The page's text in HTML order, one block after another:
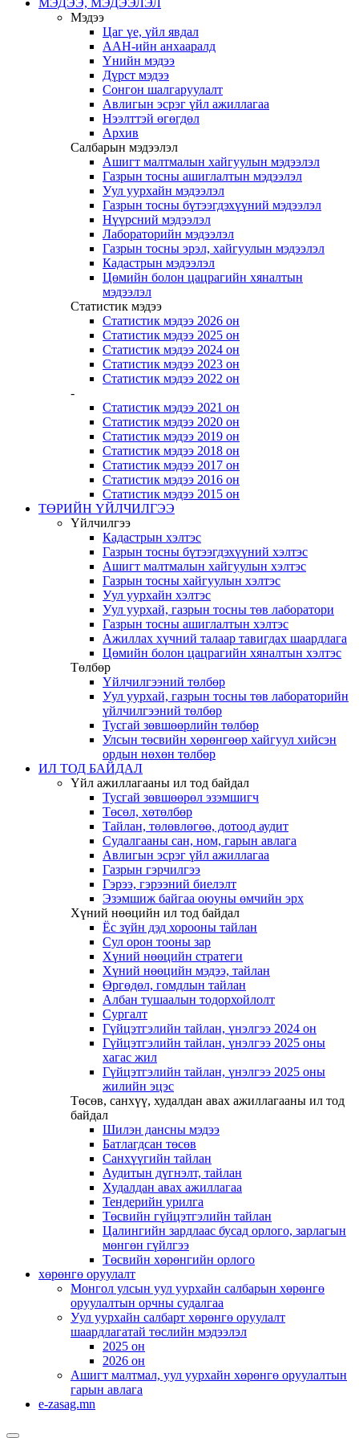
МЭДЭЭ, МЭДЭЭЛЭЛ
Мэдээ
Цаг үе, үйл явдал
ААН-ийн анхааралд
Үнийн мэдээ
Дүрст мэдээ
Сонгон шалгаруулалт
Авлигын эсрэг үйл ажиллагаа
Нээлттэй өгөгдөл
Архив
Салбарын мэдээлэл
Ашигт малтмалын хайгуулын мэдээлэл
Газрын тосны ашиглалтын мэдээлэл
Уул уурхайн мэдээлэл
Газрын тосны бүтээгдэхүүний мэдээлэл
Нүүрсний мэдээлэл
Лабораторийн мэдээлэл
Газрын тосны эрэл, хайгуулын мэдээлэл
Кадастрын мэдээлэл
Цөмийн болон цацрагийн хяналтын
мэдээлэл
Статистик мэдээ
Статистик мэдээ 2026 он
Статистик мэдээ 2025 он
Статистик мэдээ 2024 он
Статистик мэдээ 2023 он
Статистик мэдээ 2022 он
-
Статистик мэдээ 2021 он
Статистик мэдээ 2020 он
Статистик мэдээ 2019 он
Статистик мэдээ 2018 он
Статистик мэдээ 2017 он
Статистик мэдээ 2016 он
Статистик мэдээ 2015 он
ТӨРИЙН ҮЙЛЧИЛГЭЭ
Үйлчилгээ
Кадастрын хэлтэс
Газрын тосны бүтээгдэхүүний хэлтэс
Ашигт малтмалын хайгуулын хэлтэс
Газрын тосны хайгуулын хэлтэс
Уул уурхайн хэлтэс
Уул уурхай, газрын тосны төв лаборатори
Газрын тосны ашиглалтын хэлтэс
Ажиллах хүчний талаар тавигдах шаардлага
Цөмийн болон цацрагийн хяналтын хэлтэс
Төлбөр
Үйлчилгээний төлбөр
Уул уурхай, газрын тосны төв лабораторийн
үйлчилгээний төлбөр
Тусгай зөвшөөрлийн төлбөр
Улсын төсвийн хөрөнгөөр хайгуул хийсэн
ордын нөхөн төлбөр
ИЛ ТОД БАЙДАЛ
Үйл ажиллагааны ил тод байдал
Тусгай зөвшөөрөл эзэмшигч
Төсөл, хөтөлбөр
Тайлан, төлөвлөгөө, дотоод аудит
Судалгааны сан, ном, гарын авлага
Авлигын эсрэг үйл ажиллагаа
Газрын гэрчилгээ
Гэрээ, гэрээний биелэлт
Эзэмшиж байгаа оюуны өмчийн эрх
Хүний нөөцийн ил тод байдал
Ёс зүйн дэд хорооны тайлан
Сул орон тооны зар
Хүний нөөцийн стратеги
Хүний нөөцийн мэдээ, тайлан
Өргөдөл, гомдлын тайлан
Албан тушаалын тодорхойлолт
Сургалт
Гүйцэтгэлийн тайлан, үнэлгээ 2024 он
Гүйцэтгэлийн тайлан, үнэлгээ 2025 оны
хагас жил
Гүйцэтгэлийн тайлан, үнэлгээ 2025 оны
жилийн эцэс
Төсөв, санхүү, худалдан авах ажиллагааны ил тод
байдал
Шилэн дансны мэдээ
Батлагдсан төсөв
Санхүүгийн тайлан
Аудитын дүгнэлт, тайлан
Худалдан авах ажиллагаа
Тендерийн урилга
Төсвийн гүйцэтгэлийн тайлан
Цалингийн зардлаас бусад орлого, зарлагын
мөнгөн гүйлгээ
Төсвийн хөрөнгийн орлого
хөрөнгө оруулалт
Монгол улсын уул уурхайн салбарын хөрөнгө
оруулалтын орчны судалгаа
Уул уурхайн салбарт хөрөнгө оруулалт
шаардлагатай төслийн мэдээлэл
2025 он
2026 он
Ашигт малтмал, уул уурхайн хөрөнгө оруулалтын
гарын авлага
e-zasag.mn